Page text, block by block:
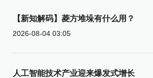
【新知解码】菱方堆垛有什么用？
2026-08-04 03:05
人工智能技术产业迎来爆发式增长